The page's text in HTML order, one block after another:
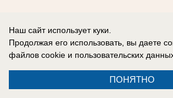
Наш сайт использует куки.
Продолжая его использовать, вы даете
файлов cookie и пользовательских
ПОНЯТНО